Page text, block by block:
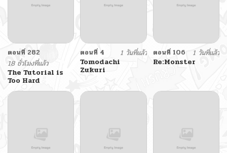
ตอนที่ 282
18 ชั่วโมงที่แล้ว
The Tutorial is
Too Hard
ตอนที่ 4
1 วันที่แล้ว
Tomodachi
Zukuri
ตอนที่ 106
1 วันที่แล้ว
Re:Monster